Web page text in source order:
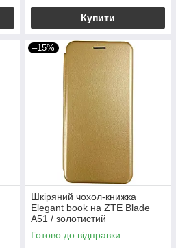
Купити
–15%
Шкіряний чохол-книжка
Elegant book на ZTE Blade
A51 / золотистий
Готово до відправки